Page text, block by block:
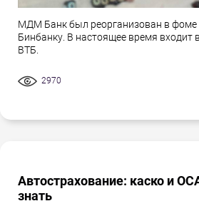
МДМ Банк был реорганизован в фоме
Бинбанку. В настоящее время входит
ВТБ.
2970
Автострахование: каско и
знать